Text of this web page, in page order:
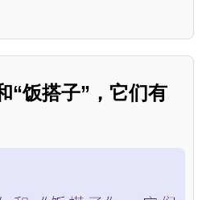
“饭搭子”，它们有